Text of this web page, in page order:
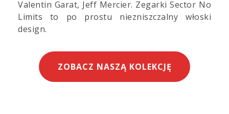
Valentin Garat, Jeff Mercier. Zegarki Sector No
Limits to po prostu niezniszczalny włoski
design.
ZOBACZ NASZĄ KOLEKCJĘ